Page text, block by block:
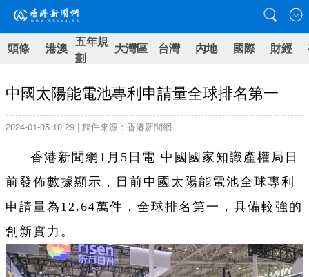
頭條 港澳 五年規
劃
大灣區 台灣 內地 國際 財經
中國太陽能電池專利申請量全球排名第一
2024-01-05 10:29 | 稿件來源：香港新聞網
香港新聞網1月5日電 中國國家知識產權局日
前發佈數據顯示，目前中國太陽能電池全球專利
申請量為12.64萬件，全球排名第一，具備較強的
創新實力。